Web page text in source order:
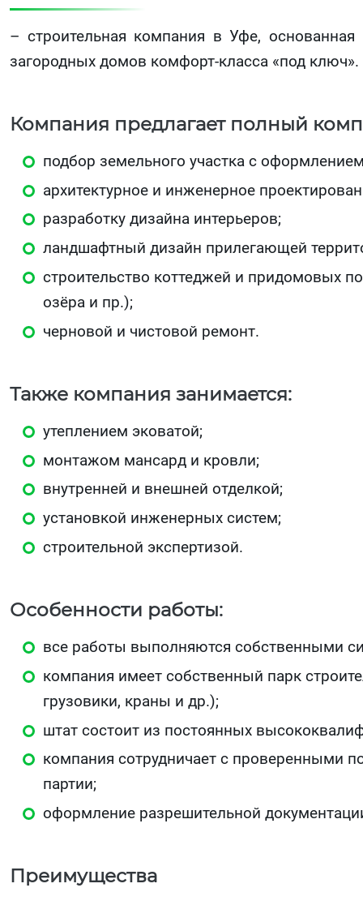
– строительная компания в Уфе, основанная
загородных домов комфорт-класса «под ключ».
Компания предлагает полный
подбор земельного участка с
архитектурное и инженерное
разработку дизайна интерьеров;
ландшафтный дизайн прилегающей
строительство коттеджей и придомовых
озёра и пр.);
черновой и чистовой ремонт.
Также компания занимается:
утеплением эковатой;
монтажом мансард и кровли;
внутренней и внешней отделкой;
установкой инженерных систем;
строительной экспертизой.
Особенности работы:
все работы выполняются собственными
компания имеет собственный парк
грузовики, краны и др.);
штат состоит из постоянных
компания сотрудничает с проверенными
партии;
оформление разрешительной
Преимущества